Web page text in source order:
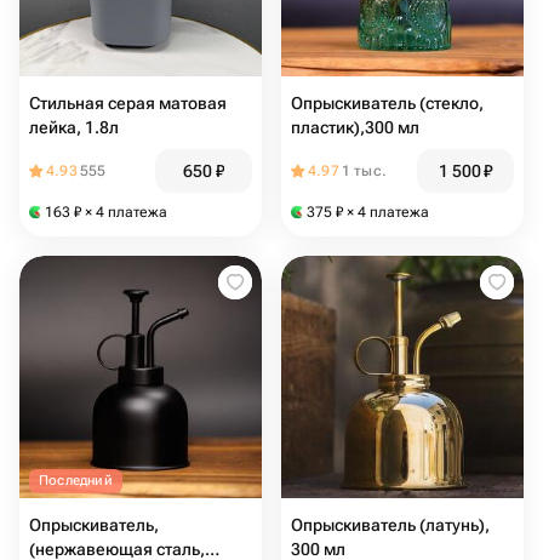
Стильная серая матовая
лейка, 1.8л
4.93555 650₽
163 ₽ × 4 платежа
Опрыскиватель (стекло,
пластик),300 мл
4.97 1 тыс. 1 500₽
375 ₽ × 4 платежа
Последний
Опрыскиватель,
(нержавеющая сталь,
Опрыскиватель (латунь),
300 мл